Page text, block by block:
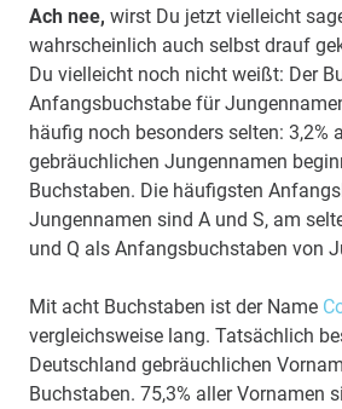
Ach nee, wirst Du jetzt vielleicht
wahrscheinlich auch selbst drauf
Du vielleicht noch nicht weißt: Der
Anfangsbuchstabe für
häufig noch besonders selten: 3,2%
gebräuchlichen Jungennamen
Buchstaben. Die häufigsten
Jungennamen sind A und S, am
und Q als Anfangsbuchstaben von
Mit acht Buchstaben ist der Name
vergleichsweise lang. Tatsächlich
Deutschland gebräuchlichen
Buchstaben. 75,3% aller Vornamen